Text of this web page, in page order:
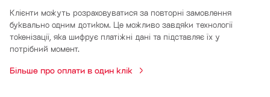
Клієнти можуть розраховуватися за повторні замовлення
буквально одним дотиком. Це можливо завдяки технології
токенізації, яка шифрує платіжні дані та підставляє їх у
потрібний момент.
Більше про оплати в один клік